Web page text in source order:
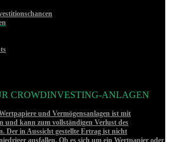
CROWDINVESTING-ANLAGEN
und Vermögensanlagen ist mit
und kann zum vollständigen Verlust des
Der in Aussicht gestellte Ertrag ist nicht